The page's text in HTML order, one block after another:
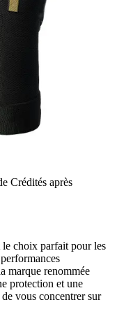
Crédités après
choix parfait pour les
marque renommée
protection et une
vous concentrer sur